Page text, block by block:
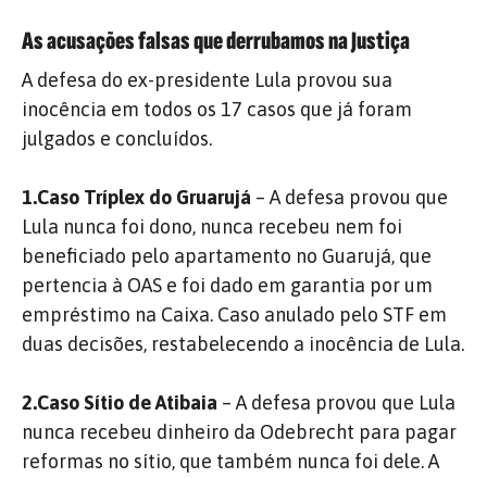
As acusações falsas que derrubamos na Justiça
A defesa do ex-presidente Lula provou sua
inocência em todos os 17 casos que já foram
julgados e concluídos.
1.Caso Tríplex do Gruarujá – A defesa provou que
Lula nunca foi dono, nunca recebeu nem foi
beneficiado pelo apartamento no Guarujá, que
pertencia à OAS e foi dado em garantia por um
empréstimo na Caixa. Caso anulado pelo STF em
duas decisões, restabelecendo a inocência de Lula.
2.Caso Sítio de Atibaia – A defesa provou que Lula
nunca recebeu dinheiro da Odebrecht para pagar
reformas no sítio, que também nunca foi dele. A